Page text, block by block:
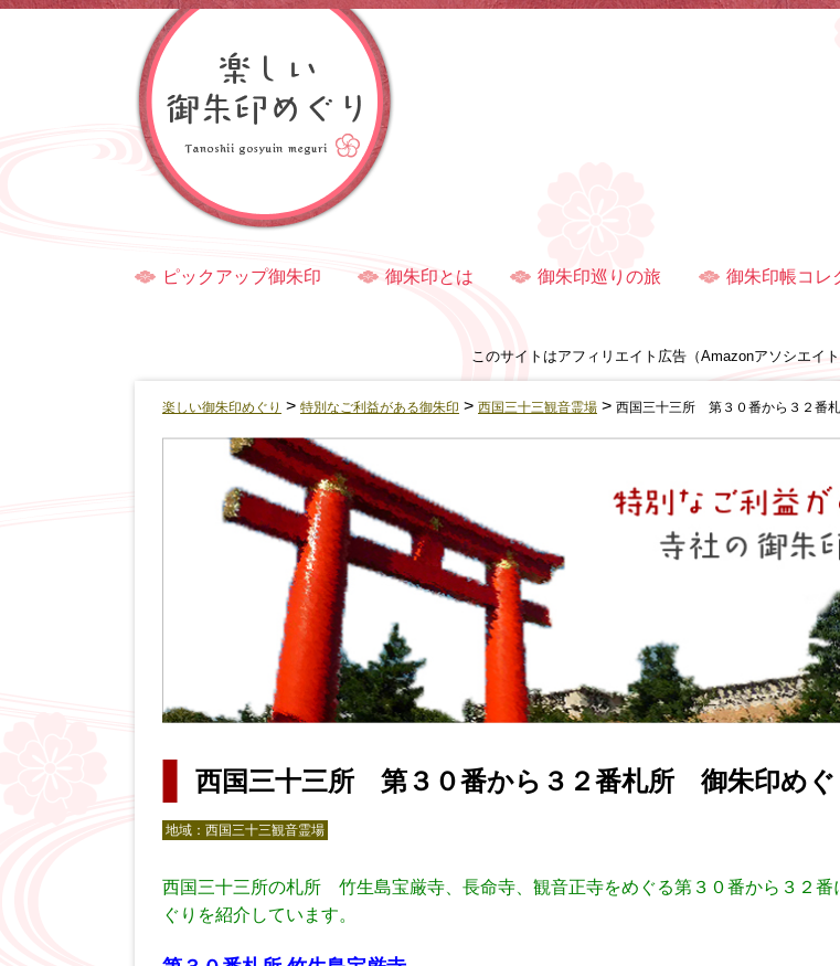
ピックアップ御朱印 御朱印とは 御朱印巡りの旅 御朱印帳コレ
このサイトはアフィリエイト広告（Amazonアソシエイ
楽しい御朱印めぐり > 特別なご利益がある御朱印 > 西国三十三観音霊場 > 西国三十三所 第３０番から３２番
西国三十三所 第３０番から３２番札所 御朱印めぐ
地域： 西国三十三観音霊場
西国三十三所の札所 竹生島宝厳寺、長命寺、観音正寺をめぐる第３０番から３２番
ぐりを紹介しています。